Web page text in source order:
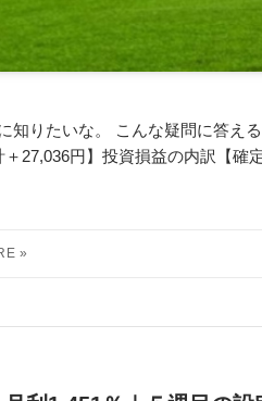
知りたいな。 こんな疑問に答え
27,036円】投資損益の内訳【確